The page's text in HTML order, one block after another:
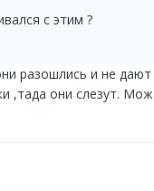
с этим ?
разошлись и не
они слезут. Мож